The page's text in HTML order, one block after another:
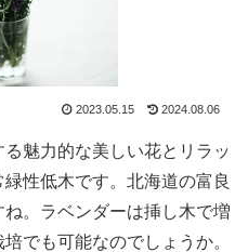
2023.05.15 2024.08.06
魅力的な美しい花とリラッ
性低木です。北海道の富良
。ラベンダーは挿し木で増
でも可能なのでしょうか。